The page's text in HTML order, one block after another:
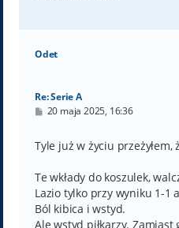
Odet
Re: Serie A
P
t
20 maja 2025, 16:36
Tyle już w życiu
Te wkłady do koszulek,
Lazio tylko przy wyniku 1-1
Ból kibica i wstyd.
Ale wstyd piłkarzy. Zamiast